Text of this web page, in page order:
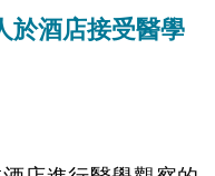
於酒店接受醫學